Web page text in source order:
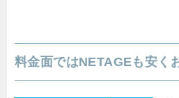
料金面ではNETAGEも安く